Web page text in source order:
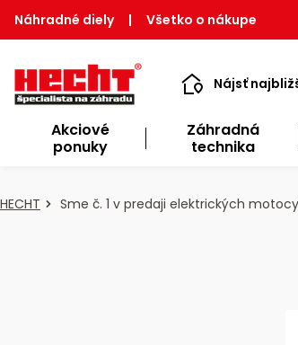
Náhradné diely | Všetko o nákupe
Nájsť
Akciové
ponuky
Záhradná
technika
HECHT Sme č. 1 v predaji elektrických